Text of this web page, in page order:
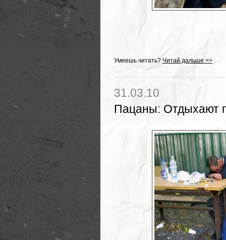
Умеешь читать? Читай дальше >>
31.03.10
Пацаны: Отдыхают